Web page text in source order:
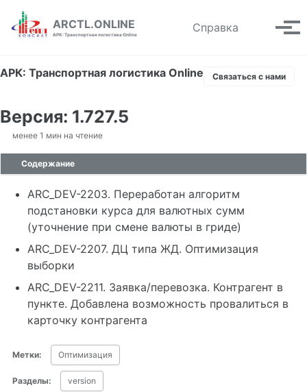
Skip to primary navigation
Skip to content
Skip to footer
ARCTL.ONLINE
АРК: Транспортная логистика Online
Справка Toggle
АРК: Транспортная логистика Online Связаться с нами
Версия: 1.727.5
менее 1 мин на чтение
Содержание
ARC_DEV-2203. Переработан алгоритм
подстановки курса для валютных сумм
(уточнение при смене валюты в гриде)
ARC_DEV-2207. ДЦ типа ЖД. Оптимизация
выборки
ARC_DEV-2211. Заявка/перевозка. Контрагент в
пункте. Добавлена возможность провалиться в
карточку контрагента
Метки: Оптимизация
Разделы: version